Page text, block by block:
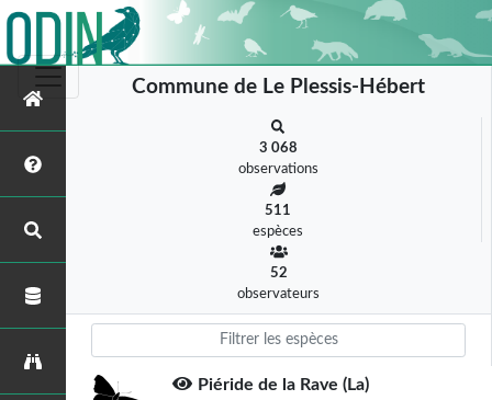
Commune de Le Plessis-Hébert
3 068
observations
511
espèces
52
observateurs
Piéride de la Rave (La)